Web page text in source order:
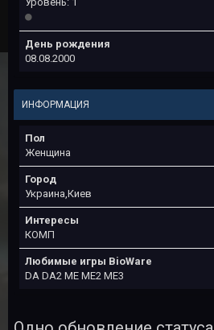
День рождения
08.08.2000
ИНФОРМАЦИЯ
Пол
Женщина
Город
Украина,Киев
Интересы
КОМП
Любимые игры BioWare
DA DA2 ME ME2 ME3